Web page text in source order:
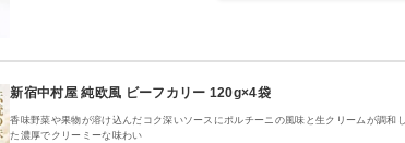
新宿中村屋 純欧風 ビーフカリー 120g×4袋
香味野菜や果物が溶け込んだコク深いソースにポルチーニの風味と生クリームが調和し
た濃厚でクリーミーな味わい